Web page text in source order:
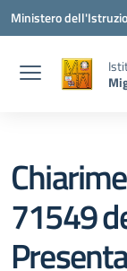
Vai ai contenuti
Vai al menu di
Vai al footer
Ministero
71549